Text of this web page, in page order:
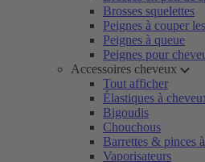
Brosses squelettes
Peignes à couper
Peignes à queue
Peignes pour
Accessoires cheveux
Tout afficher
Élastiques à
Bigoudis
Chouchous
Barrettes & pinces
Vaporisateurs